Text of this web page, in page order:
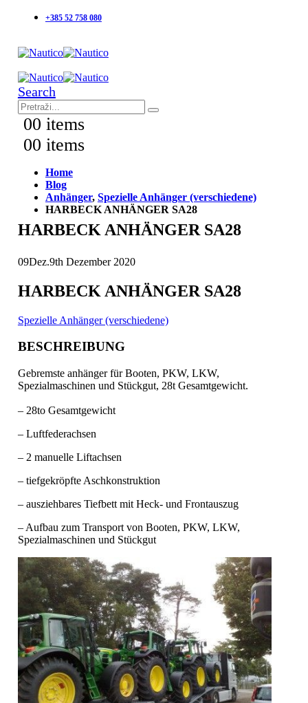
+385 52 758 080
Search
00 items
00 items
Home
Blog
Anhänger, Spezielle Anhänger (verschiedene)
HARBECK ANHÄNGER SA28
HARBECK ANHÄNGER SA28
09Dez.9th Dezember 2020
HARBECK ANHÄNGER SA28
Spezielle Anhänger (verschiedene)
BESCHREIBUNG
Gebremste anhänger für Booten, PKW, LKW,
Spezialmaschinen und Stückgut, 28t Gesamtgewicht.
– 28to Gesamtgewicht
– Luftfederachsen
– 2 manuelle Liftachsen
– tiefgekröpfte Aschkonstruktion
– ausziehbares Tiefbett mit Heck- und Frontauszug
– Aufbau zum Transport von Booten, PKW, LKW,
Spezialmaschinen und Stückgut